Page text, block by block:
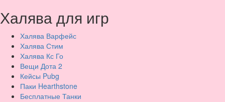
Халява для игр
Халява Варфейс
Халява Стим
Халява Кс Го
Вещи Дота 2
Кейсы Pubg
Паки Hearthstone
Бесплатные Танки